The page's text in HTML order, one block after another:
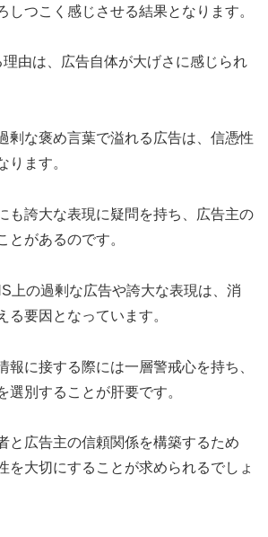
しつこく感じさせる結果となります。
由は、広告自体が大げさに感じられ
剰な褒め言葉で溢れる広告は、信憑性
ります。
も誇大な表現に疑問を持ち、広告主の
とがあるのです。
上の過剰な広告や誇大な表現は、消
る要因となっています。
報に接する際には一層警戒心を持ち、
選別することが肝要です。
と広告主の信頼関係を構築するため
を大切にすることが求められるでしょ